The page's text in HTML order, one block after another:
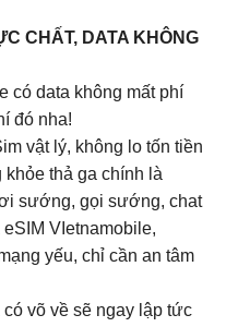
CHẤT, DATA KHÔNG
có data không mất phí
đó nha!
vật lý, không lo tốn tiền
khỏe thả ga chính là
sướng, gọi sướng, chat
VIetnamobile,
yếu, chỉ cần an tâm
võ về sẽ ngay lập tức